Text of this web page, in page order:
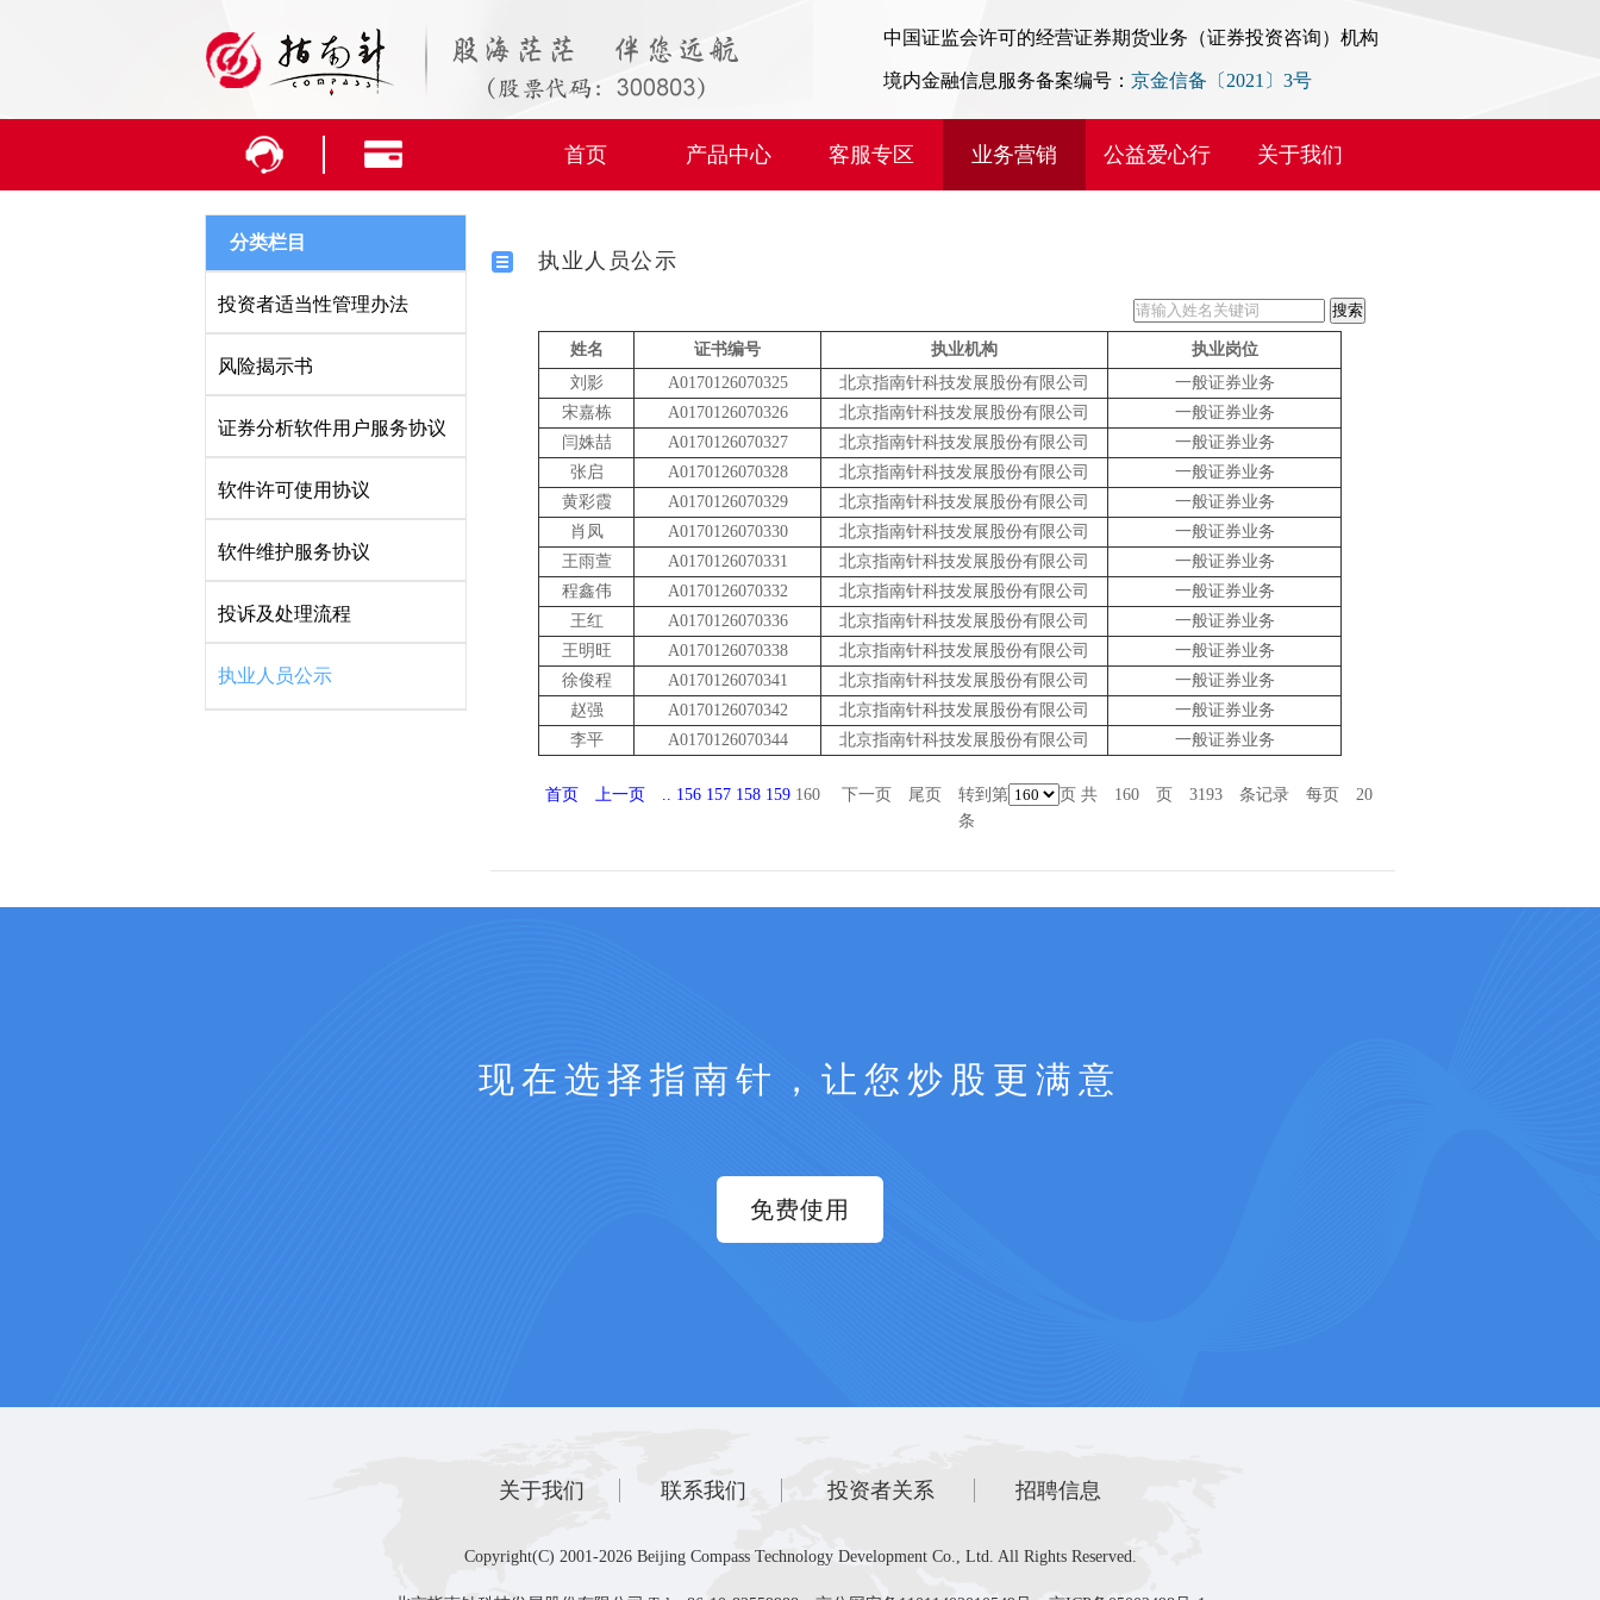
中国证监会许可的经营证券期货业务（证券投资咨询）机构
境内金融信息服务备案编号： 京金信备〔2021〕3号
首页 产品中心 客服专区 业务营销 公益爱心行 关于我们
分类栏目
投资者适当性管理办法
风险揭示书
证券分析软件用户服务协议
软件许可使用协议
软件维护服务协议
投诉及处理流程
执业人员公示
执业人员公示
姓名 证书编号 执业机构
执业岗位
刘影
A0170126070325 北京指南针科技发展股份有限公司
一般证券业务
宋嘉栋
A0170126070326 北京指南针科技发展股份有限公司
一般证券业务
闫姝喆
A0170126070327 北京指南针科技发展股份有限公司
一般证券业务
张启
A0170126070328 北京指南针科技发展股份有限公司
一般证券业务
黄彩霞
A0170126070329 北京指南针科技发展股份有限公司
一般证券业务
肖凤
A0170126070330 北京指南针科技发展股份有限公司
一般证券业务
王雨萱
A0170126070331 北京指南针科技发展股份有限公司
一般证券业务
程鑫伟
A0170126070332 北京指南针科技发展股份有限公司
一般证券业务
王红
A0170126070336 北京指南针科技发展股份有限公司
一般证券业务
王明旺
A0170126070338 北京指南针科技发展股份有限公司
一般证券业务
徐俊程
A0170126070341 北京指南针科技发展股份有限公司
一般证券业务
赵强
A0170126070342 北京指南针科技发展股份有限公司
一般证券业务
李平
A0170126070344 北京指南针科技发展股份有限公司 一般证券业务
首页 上一页 .. 156 157 158 159 160 下一页 尾页 转到第
页 共 160 页 3193 条记录 每页 20
条
现在选择指南针，让您炒股更满意
免费使用
关于我们 联系我们 投资者关系 招聘信息
Copyright(C) 2001-2026 Beijing Compass Technology Development Co., Ltd. All Rights Reserved.